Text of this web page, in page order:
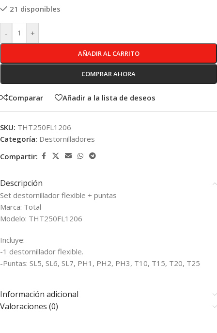
21 disponibles
- +
AÑADIR AL CARRITO
COMPRAR AHORA
Comparar Añadir a la lista de deseos
SKU: THT250FL1206
Categoría: Destornilladores
Compartir:
Descripción
Set destornillador flexible + puntas
Marca: Total
Modelo: THT250FL1206
Incluye:
-1 destornillador flexible.
-Puntas: SL5, SL6, SL7, PH1, PH2, PH3, T10, T15, T20, T25
Información adicional
Valoraciones (0)